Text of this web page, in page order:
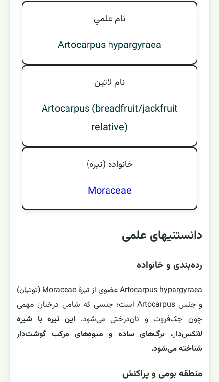
نام علمي
Artocarpus hypargyraea
نام لاتين
Artocarpus (breadfruit/jackfruit
relative)
خانواده (تيره)
Moraceae
دانستنیهای علمی
رده‌بندی و خانواده
Artocarpus hypargyraea عضوی از تیرهٔ Moraceae (توتیان)
و جنس Artocarpus است؛ جنسی که شامل درختان مهمی
چون جک‌فروت و نان‌درختی می‌شود. این تیره با شیره
لاتکس‌دار، برگ‌های ساده و میوه‌های مرکب گوشت‌دار
شناخته می‌شود.
منطقه بومی و پراکنش